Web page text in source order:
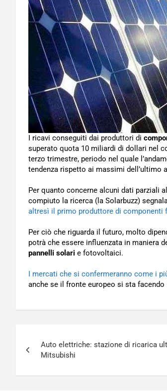
I ricavi conseguiti dai produttori di
superato quota 10 miliardi di dollari nel
terzo trimestre, periodo nel quale
tendenza rispetto ai massimi dell’ultimo
Per quanto concerne alcuni dati parziali
compiuto la ricerca (la Solarbuzz)
altresì il primo produttore di componenti
Per ciò che riguarda il futuro, molto
potrà che essere influenzata in maniera
pannelli solari e fotovoltaici.
I mercati che si confermeranno come i
anche se il fronte europeo si sta
articoli
Auto elettriche: stazione di ricarica
Mitsubishi